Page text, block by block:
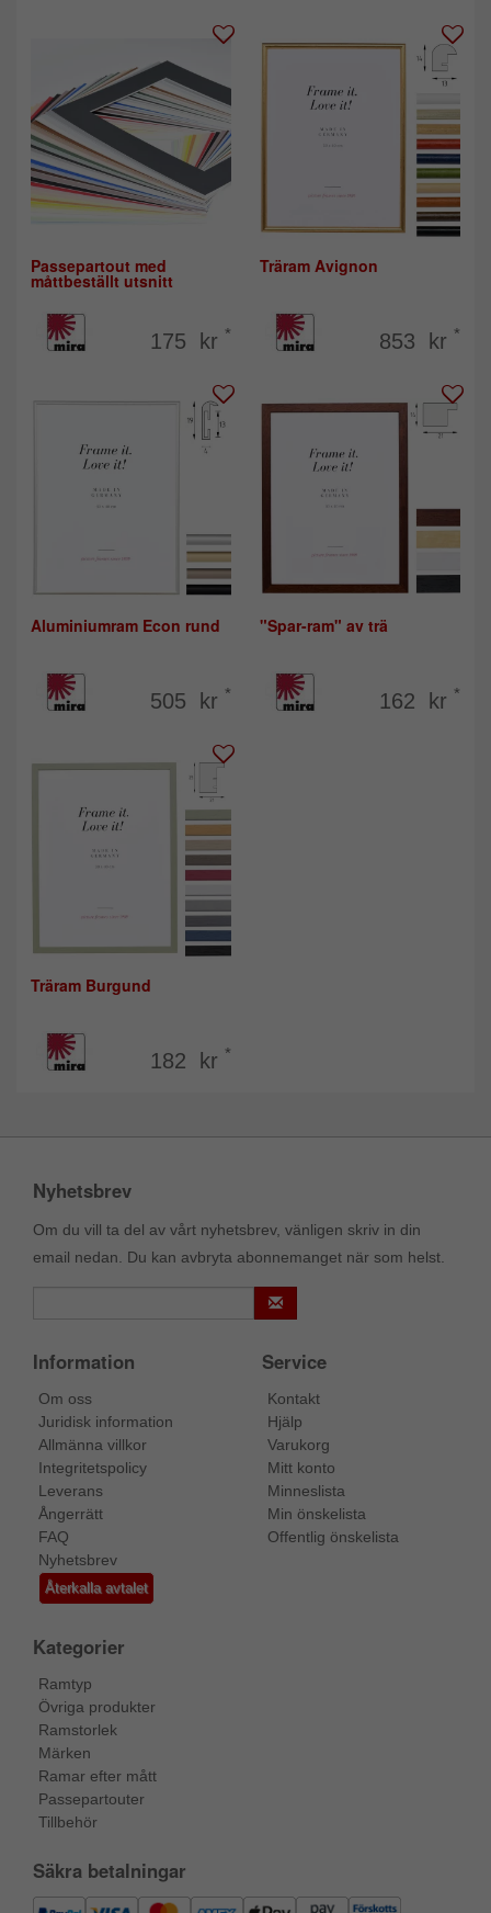
Passepartout med
måttbeställt utsnitt
175 kr *
Träram Avignon
853 kr *
Aluminiumram Econ rund
505 kr *
"Spar-ram" av trä
162 kr *
Träram Burgund
182 kr *
Nyhetsbrev
Om du vill ta del av vårt nyhetsbrev, vänligen skriv in din
email nedan. Du kan avbryta abonnemanget när som helst.
Information
Om oss
Juridisk information
Allmänna villkor
Integritetspolicy
Leverans
Ångerrätt
FAQ
Nyhetsbrev
Återkalla avtalet
Service
Kontakt
Hjälp
Varukorg
Mitt konto
Minneslista
Min önskelista
Offentlig önskelista
Kategorier
Ramtyp
Övriga produkter
Ramstorlek
Märken
Ramar efter mått
Passepartouter
Tillbehör
Säkra betalningar